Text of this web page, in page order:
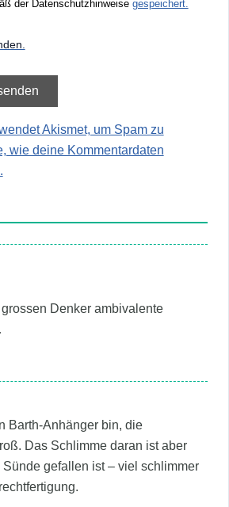
der Datenschutzhinweise gespeichert.
Akismet, um Spam zu
wie deine Kommentardaten
Denker ambivalente
Barth-Anhänger bin, die
Das Schlimme daran ist aber
Sünde gefallen ist – viel schlimmer